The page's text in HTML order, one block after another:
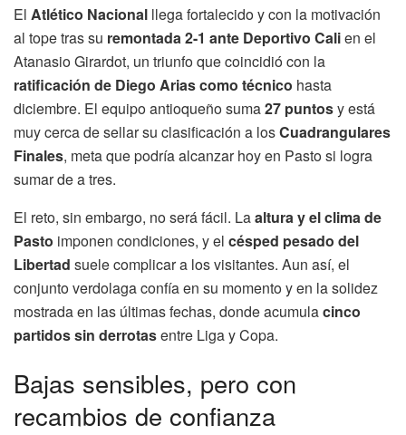
El Atlético Nacional llega fortalecido y con la motivación
al tope tras su remontada 2-1 ante Deportivo Calien el
Atanasio Girardot, un triunfo que coincidió con la
ratificación de Diego Arias como técnico hasta
diciembre. El equipo antioqueño suma27 puntosy está
muy cerca de sellar su clasificación a losCuadrangulares
Finales, meta que podría alcanzar hoy en Pasto si logra
sumar de a tres.
El reto, sin embargo, no será fácil. Laaltura y el clima de
Pasto imponen condiciones, y el césped pesado del
Libertad suele complicar a los visitantes. Aun así, el
conjunto verdolaga confía en su momento y en la solidez
mostrada en las últimas fechas, donde acumulacinco
partidos sin derrotasentre Liga y Copa.
Bajas sensibles, pero con
recambios de confianza